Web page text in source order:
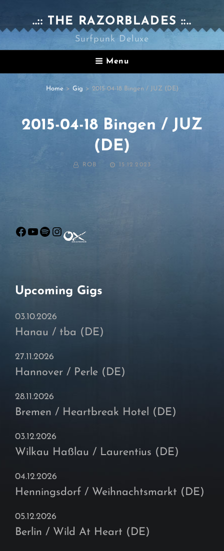
..:: THE RAZORBLADES ::..
Surfpunk Deluxe
Menu
Home > Gig > 2015-04-18 Bingen / JUZ (DE)
2015-04-18 Bingen / JUZ
(DE)
BY ROB
POSTED
15.12.2023
Facebook
YouTube
Spotify
Instagram
Upcoming Gigs
03.10.2026
Hanau / tba (DE)
27.11.2026
Hannover / Perle (DE)
28.11.2026
Bremen / Heartbreak Hotel (DE)
03.12.2026
Wilkau Haßlau / Laurentius (DE)
04.12.2026
Henningsdorf / Weihnachtsmarkt (DE)
05.12.2026
Berlin / Wild At Heart (DE)